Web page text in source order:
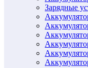
Зарядные